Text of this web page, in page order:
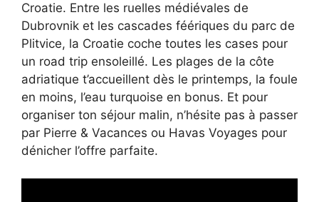
Croatie. Entre les ruelles médiévales de
Dubrovnik et les cascades féériques du parc de
Plitvice, la Croatie coche toutes les cases pour
un road trip ensoleillé. Les plages de la côte
adriatique t’accueillent dès le printemps, la foule
en moins, l’eau turquoise en bonus. Et pour
organiser ton séjour malin, n’hésite pas à passer
par Pierre & Vacances ou Havas Voyages pour
dénicher l’offre parfaite.